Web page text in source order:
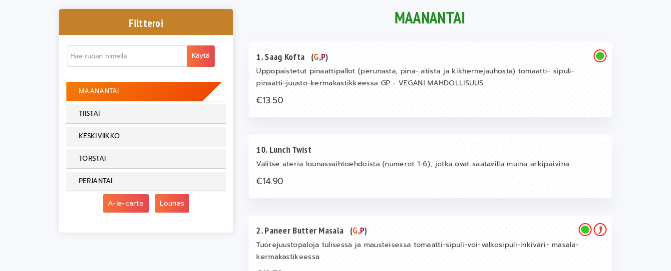
Filtteroi
Käytä
MAANANTAI
TIISTAI
KESKIVIIKKO
TORSTAI
PERJANTAI
A-la-carte Lounas
MAANANTAI
1. Saag Kofta (G,P)
Uppopaistetut pinaattipallot (perunasta, pina- atista ja kikhernejauhosta) tomaatti- sipuli-
pinaatti-juusto-kermakastikkeessa GP - VEGANI MAHDOLLISUUS
€13.50
10. Lunch Twist
Valitse ateria lounasvaihtoehdoista (numerot 1-6), jotka ovat saatavilla muina arkipäivinä
€14.90
2. Paneer Butter Masala (G,P)
Tuorejuustopaloja tulisessa ja mausteisessa tomaatti-sipuli-voi-valkosipuli-inkiväri- masala-
kermakastikeessa